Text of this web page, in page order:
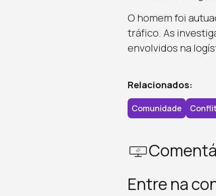
O homem foi
tráfico. As
envolvidos na
Relacionados:
Comunidade
Entre na